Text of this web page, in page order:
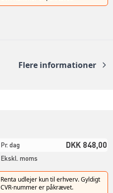
Flere informationer
Pr. dag DKK 848,00
Ekskl. moms
Renta udlejer kun til erhverv. Gyldigt
CVR-nummer er påkrævet.